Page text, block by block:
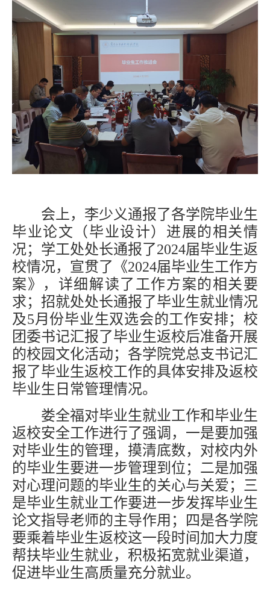
会上，李少义通报了各学院毕业生
毕业论文（毕业设计）进展的相关情
况；学工处处长通报了2024届毕业生返
校情况，宣贯了《2024届毕业生工作方
案》，详细解读了工作方案的相关要
求； 招就处处长通报了毕业生就业情况
及5月份毕业生双选会的工作安排；校
团委书记汇报了毕业生返校后准备开展
的校园文化活动；各学院党总支书记汇
报了毕业生返校工作的具体安排及返校
毕业生日常管理情况。
娄全福对毕业生就业工作和毕业生
返校安全工作进行了强调，一是要加强
对毕业生的管理，摸清底数，对校内外
的毕业生要进一步管理到位；二是加强
对心理问题的毕业生的关心与关爱；三
是毕业生就业工作要进一步发挥毕业生
论文指导老师的主导作用；四是各学院
要乘着毕业生返校这一段时间加大力度
帮扶毕业生就业，积极拓宽就业渠道，
促进毕业生高质量充分就业。